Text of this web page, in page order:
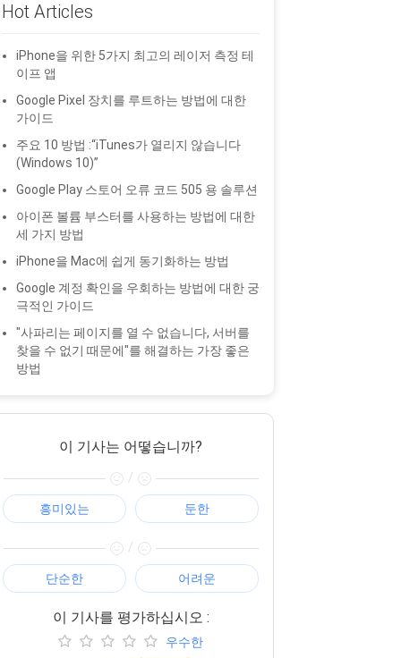
Hot Articles
iPhone을 위한 5가지 최고의 레이저 측정 테
이프 앱
Google Pixel 장치를 루트하는 방법에 대한
가이드
주요 10 방법 :“iTunes가 열리지 않습니다
(Windows 10)”
Google Play 스토어 오류 코드 505 용 솔루션
아이폰 볼륨 부스터를 사용하는 방법에 대한
세 가지 방법
iPhone을 Mac에 쉽게 동기화하는 방법
Google 계정 확인을 우회하는 방법에 대한 궁
극적인 가이드
"사파리는 페이지를 열 수 없습니다, 서버를
찾을 수 없기 때문에"를 해결하는 가장 좋은
방법
이 기사는 어떻습니까?
/
흥미있는 둔한
/
단순한 어려운
이 기사를 평가하십시오 :
우수한